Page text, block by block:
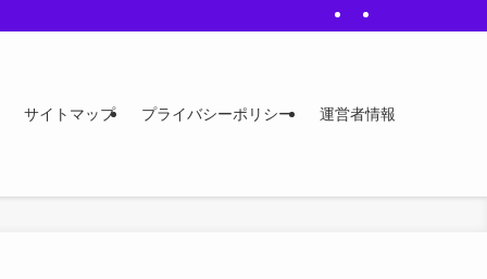
サイトマップ プライバシーポリシー 運営者情報